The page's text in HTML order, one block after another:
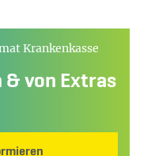
Krankenkasse
& von Extras